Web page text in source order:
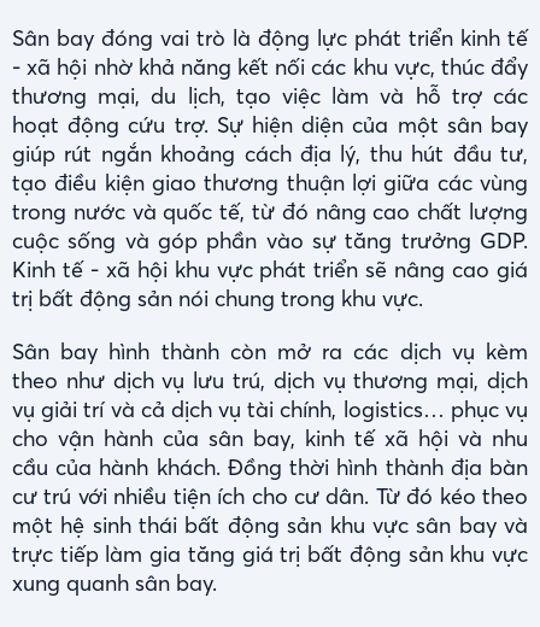
Sân bay đóng vai trò là động lực phát triển kinh tế
- xã hội nhờ khả năng kết nối các khu vực, thúc đẩy
thương mại, du lịch, tạo việc làm và hỗ trợ các
hoạt động cứu trợ. Sự hiện diện của một sân bay
giúp rút ngắn khoảng cách địa lý, thu hút đầu tư,
tạo điều kiện giao thương thuận lợi giữa các vùng
trong nước và quốc tế, từ đó nâng cao chất lượng
cuộc sống và góp phần vào sự tăng trưởng GDP.
Kinh tế - xã hội khu vực phát triển sẽ nâng cao giá
trị bất động sản nói chung trong khu vực.
Sân bay hình thành còn mở ra các dịch vụ kèm
theo như dịch vụ lưu trú, dịch vụ thương mại, dịch
vụ giải trí và cả dịch vụ tài chính, logistics… phục vụ
cho vận hành của sân bay, kinh tế xã hội và nhu
cầu của hành khách. Đồng thời hình thành địa bàn
cư trú với nhiều tiện ích cho cư dân. Từ đó kéo theo
một hệ sinh thái bất động sản khu vực sân bay và
trực tiếp làm gia tăng giá trị bất động sản khu vực
xung quanh sân bay.